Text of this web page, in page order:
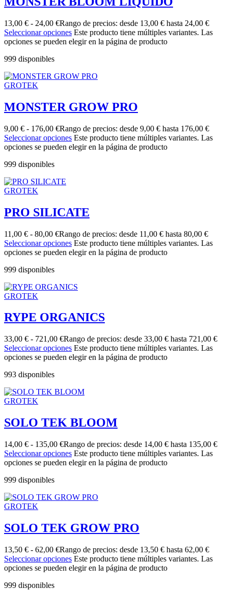
13,00 € - 24,00 €Rango de precios: desde 13,00 € hasta 24,00 €
Seleccionar opciones Este producto tiene múltiples variantes. Las
opciones se pueden elegir en la página de producto
999 disponibles
GROTEK
MONSTER GROW PRO
9,00 € - 176,00 €Rango de precios: desde 9,00 € hasta 176,00 €
Seleccionar opciones Este producto tiene múltiples variantes. Las
opciones se pueden elegir en la página de producto
999 disponibles
GROTEK
PRO SILICATE
11,00 € - 80,00 €Rango de precios: desde 11,00 € hasta 80,00 €
Seleccionar opciones Este producto tiene múltiples variantes. Las
opciones se pueden elegir en la página de producto
999 disponibles
GROTEK
RYPE ORGANICS
33,00 € - 721,00 €Rango de precios: desde 33,00 € hasta 721,00 €
Seleccionar opciones Este producto tiene múltiples variantes. Las
opciones se pueden elegir en la página de producto
993 disponibles
GROTEK
SOLO TEK BLOOM
14,00 € - 135,00 €Rango de precios: desde 14,00 € hasta 135,00 €
Seleccionar opciones Este producto tiene múltiples variantes. Las
opciones se pueden elegir en la página de producto
999 disponibles
GROTEK
SOLO TEK GROW PRO
13,50 € - 62,00 €Rango de precios: desde 13,50 € hasta 62,00 €
Seleccionar opciones Este producto tiene múltiples variantes. Las
opciones se pueden elegir en la página de producto
999 disponibles